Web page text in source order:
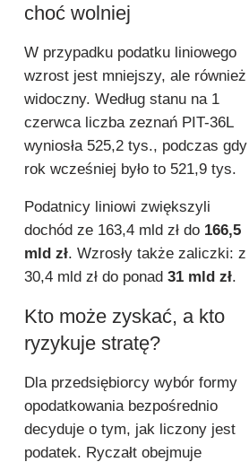
choć wolniej
W przypadku podatku liniowego
wzrost jest mniejszy, ale również
widoczny. Według stanu na 1
czerwca liczba zeznań PIT-36L
wyniosła 525,2 tys., podczas gdy
rok wcześniej było to 521,9 tys.
Podatnicy liniowi zwiększyli
dochód ze 163,4 mld zł do 166,5
mld zł. Wzrosły także zaliczki: z
30,4 mld zł do ponad 31 mld zł.
Kto może zyskać, a kto
ryzykuje stratę?
Dla przedsiębiorcy wybór formy
opodatkowania bezpośrednio
decyduje o tym, jak liczony jest
podatek. Ryczałt obejmuje